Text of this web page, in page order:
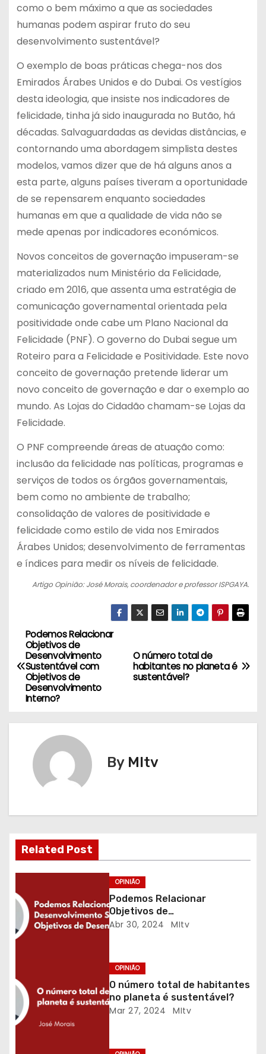
como o bem máximo a que as sociedades
humanas podem aspirar fruto do seu
desenvolvimento sustentável?
O exemplo de boas práticas chega-nos dos
Emirados Árabes Unidos e do Dubai. Os vestígios
desta ideologia, que insiste nos indicadores de
felicidade, tinha já sido inaugurada no Butão, há
décadas. Salvaguardadas as devidas distâncias, e
contornando uma abordagem simplista destes
modelos, vamos dizer que de há alguns anos a
esta parte, alguns países tiveram a oportunidade
de se repensarem enquanto sociedades
humanas em que a qualidade de vida não se
mede apenas por indicadores económicos.
Novos conceitos de governação impuseram-se
materializados num Ministério da Felicidade,
criado em 2016, que assenta uma estratégia de
comunicação governamental orientada pela
positividade onde cabe um Plano Nacional da
Felicidade (PNF). O governo do Dubai segue um
Roteiro para a Felicidade e Positividade. Este novo
conceito de governação pretende liderar um
novo conceito de governação e dar o exemplo ao
mundo. As Lojas do Cidadão chamam-se Lojas da
Felicidade.
O PNF compreende áreas de atuação como:
inclusão da felicidade nas políticas, programas e
serviços de todos os órgãos governamentais,
bem como no ambiente de trabalho;
consolidação de valores de positividade e
felicidade como estilo de vida nos Emirados
Árabes Unidos; desenvolvimento de ferramentas
e índices para medir os níveis de felicidade.
Artigo Opinião: José Morais, coordenador e professor ISPGAYA.
N
a
v
ã
o
d
e
a
r
i
g
O número total de
habitantes no planeta é
sustentável?
Podemos Relacionar
Objetivos de
Desenvolvimento
Sustentável com
Objetivos de
Desenvolvimento
Interno?
By MItv
Related Post
OPINIÃO
Podemos Relacionar
Objetivos de
Desenvolvimento
Abr 30, 2024 MItv
OPINIÃO
O número total de habitantes
no planeta é sustentável?
Mar 27, 2024 MItv